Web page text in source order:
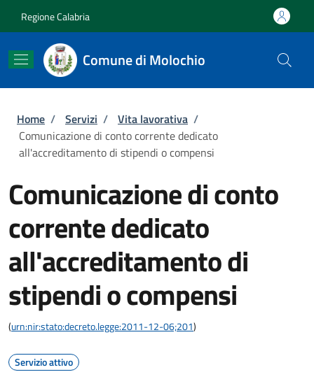
Regione Calabria
Comune di Molochio
Briciole di pane
Home / Servizi / Vita lavorativa /
Comunicazione di conto corrente dedicato
all'accreditamento di stipendi o compensi
Comunicazione di conto
corrente dedicato
all'accreditamento di
stipendi o compensi
(urn:nir:stato:decreto.legge:2011-12-06;201)
Servizio attivo